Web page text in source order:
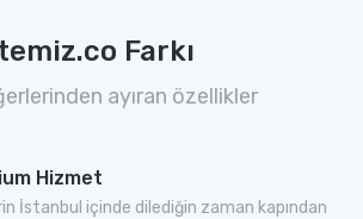
Farkı
ayıran özellikler
Hizmet
İstanbul içinde dilediğin zaman kapından